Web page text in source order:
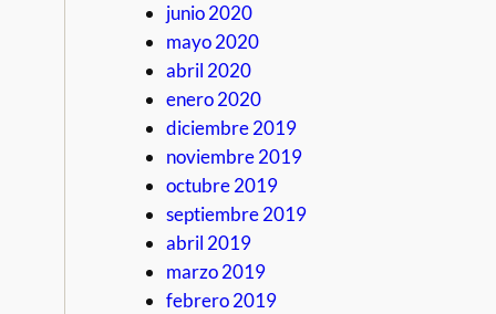
junio 2020
mayo 2020
abril 2020
enero 2020
diciembre 2019
noviembre 2019
octubre 2019
septiembre 2019
abril 2019
marzo 2019
febrero 2019